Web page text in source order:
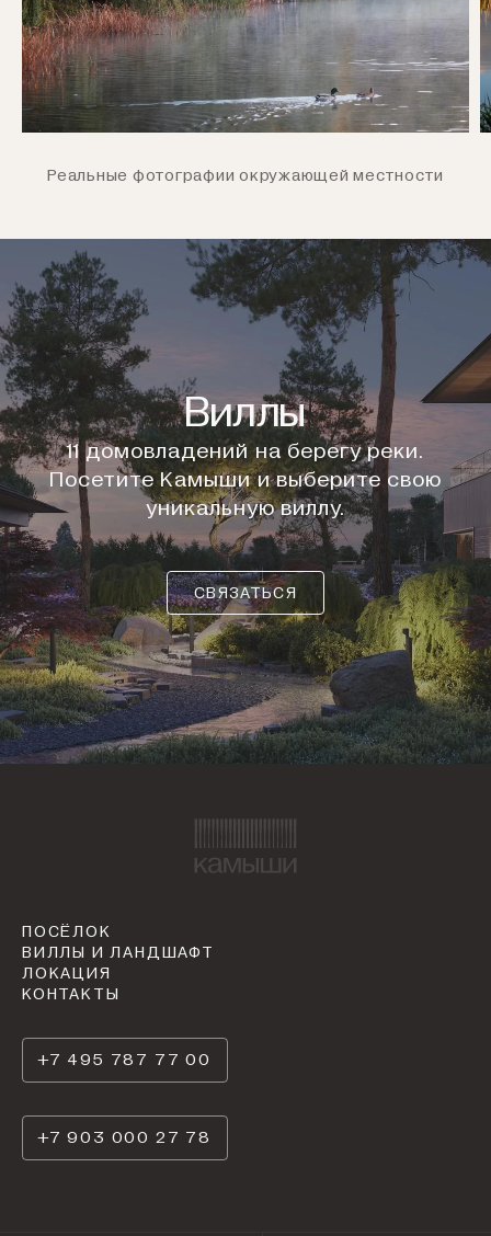
Реальные фотографии окружающей местности
Виллы
11 домовладений на берегу реки.
Посетите Камыши и выберите свою
уникальную виллу.
СВЯЗАТЬСЯ
ПОСЁЛОК
ВИЛЛЫ И ЛАНДШАФТ
ЛОКАЦИЯ
КОНТАКТЫ
+7 495 787 77 00
+7 903 000 27 78